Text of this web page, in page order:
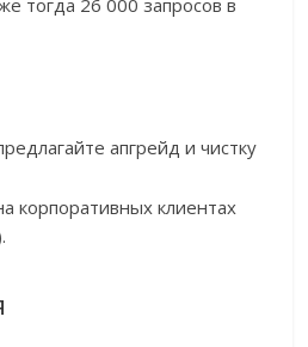
тогда 26 000 запросов в
апгрейд и чистку
корпоративных клиентах